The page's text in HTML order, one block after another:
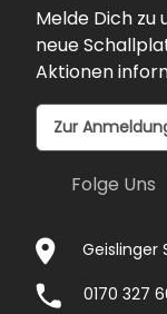
Melde Dich
neue
Aktionen
Zur
Folge Uns
Geislinger
0170 327